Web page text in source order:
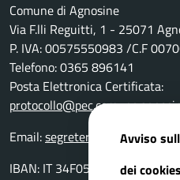
Comune di Agnosine
Via F.lli Reguitti, 1 - 25071
P. IVA: 00575550983 /C.F
Telefono: 0365 896141
Posta Elettronica Certificata:
Email:
IBAN: IT 34F0511654000
Avviso
dei cookies